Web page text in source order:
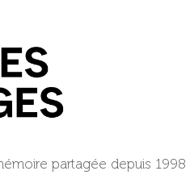
partagée depuis 1998